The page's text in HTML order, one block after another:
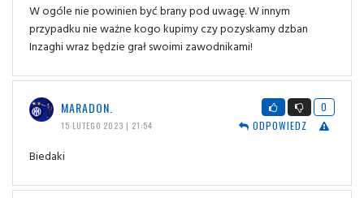
W ogóle nie powinien być brany pod uwagę. W innym
przypadku nie ważne kogo kupimy czy pozyskamy dzban
Inzaghi wraz będzie grał swoimi zawodnikami!
MARADON.
15 LUTEGO 2023 | 21:54
0
ODPOWIEDZ
Biedaki